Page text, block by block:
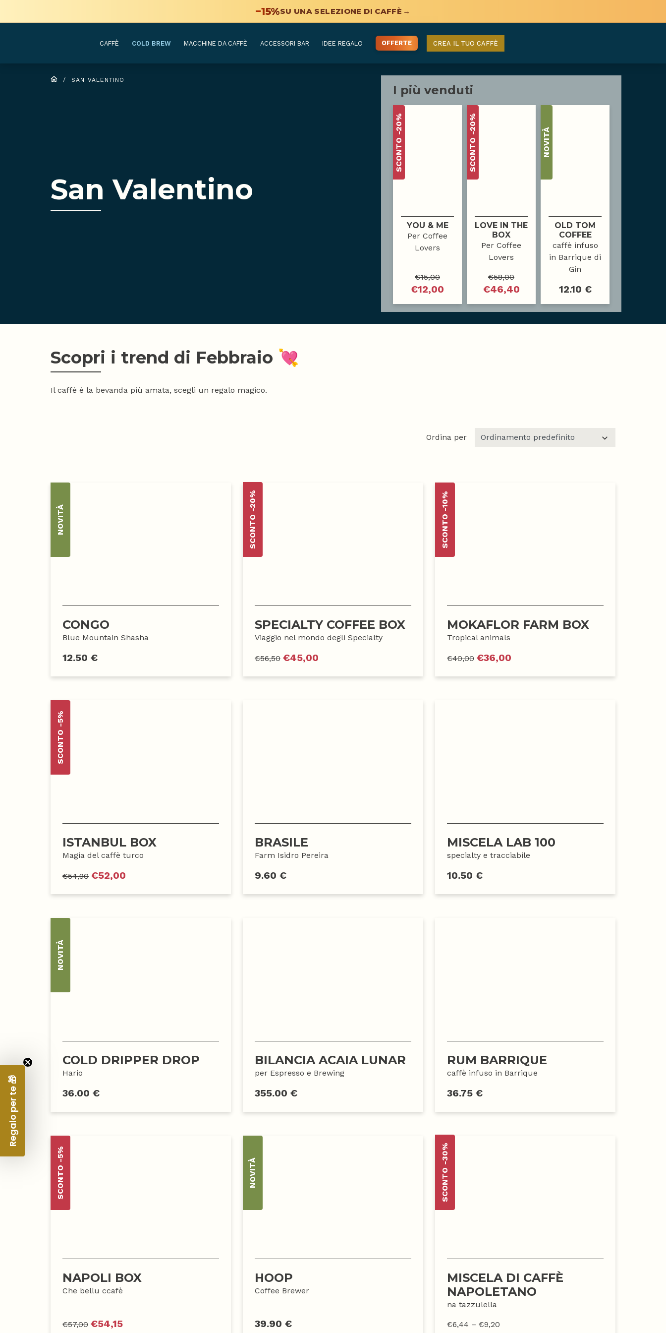
−15%SU UNA SELEZIONE DI CAFFÈ →
CAFFÈ COLD BREW MACCHINE DA CAFFÈ ACCESSORI BAR IDEE REGALO OFFERTE CREA IL TUO CAFFÈ
/ SAN VALENTINO
San Valentino
I più venduti
SCONTO -20%
YOU & ME
Per Coffee
Lovers
€15,00
€12,00
SCONTO -20%
LOVE IN THE
BOX
Per Coffee
Lovers
€58,00
€46,40
NOVITÀ
OLD TOM
COFFEE
caffè infuso
in Barrique di
Gin
12.10 €
Scopri i trend di Febbraio 💘
Il caffè è la bevanda più amata, scegli un regalo magico.
Ordina per
NOVITÀ
CONGO
Blue Mountain Shasha
12.50 €
SCONTO -20%
SPECIALTY COFFEE BOX
Viaggio nel mondo degli Specialty
€56,50 €45,00
SCONTO -10%
MOKAFLOR FARM BOX
Tropical animals
€40,00 €36,00
SCONTO -5%
ISTANBUL BOX
Magia del caffè turco
€54,90 €52,00
BRASILE
Farm Isidro Pereira
9.60 €
MISCELA LAB 100
specialty e tracciabile
10.50 €
NOVITÀ
COLD DRIPPER DROP
Hario
36.00 €
BILANCIA ACAIA LUNAR
per Espresso e Brewing
355.00 €
RUM BARRIQUE
caffè infuso in Barrique
36.75 €
SCONTO -5%
NAPOLI BOX
Che bellu ccafè
€57,00 €54,15
NOVITÀ
HOOP
Coffee Brewer
39.90 €
SCONTO -30%
MISCELA DI CAFFÈ
NAPOLETANO
na tazzulella
€6,44 – €9,20
Regalo per te 🎁